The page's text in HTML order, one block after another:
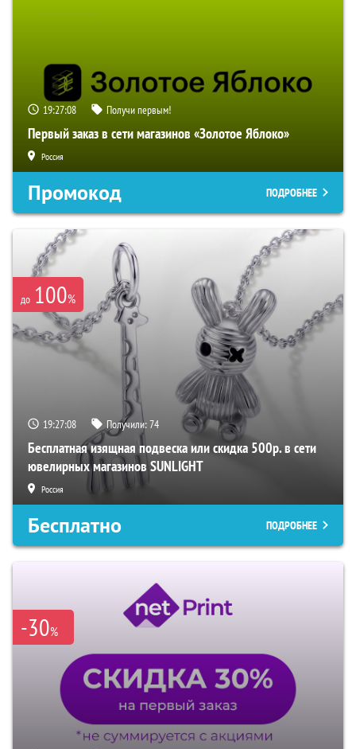
19:27:06 Получи первым!
Первый заказ в сети магазинов «Золотое Яблоко»
Россия
Промокод ПОДРОБНЕЕ
до 100%
19:27:06 Получили:74
Бесплатная изящная подвеска или скидка 500р. в сети
ювелирных магазинов SUNLIGHT
Россия
Бесплатно ПОДРОБНЕЕ
-30%